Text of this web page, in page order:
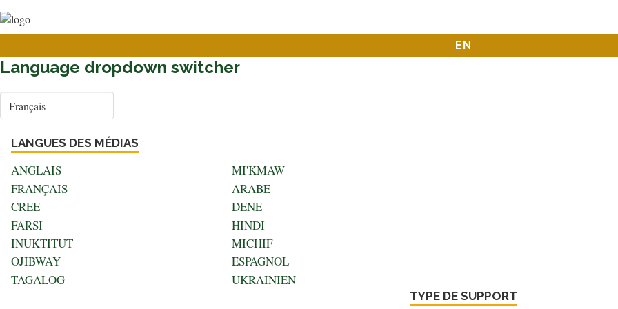
Aller
au
principal
User
account
menu
EN
Language dropdown switcher
Select
your
LANGUES DES MÉDIAS
ANGLAIS
MI'KMAW
FRANÇAIS
ARABE
CREE
DENE
FARSI
HINDI
INUKTITUT
MICHIF
OJIBWAY
ESPAGNOL
TAGALOG
UKRAINIEN
TYPE DE SUPPORT